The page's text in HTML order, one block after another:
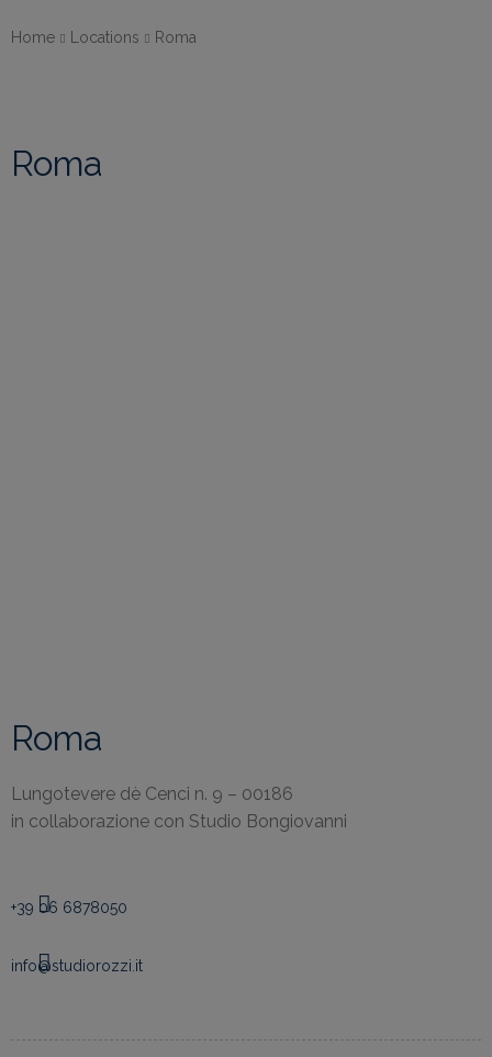
Home Locations Roma
Roma
Roma
Lungotevere dè Cenci n. 9 – 00186
in collaborazione con Studio Bongiovanni
+39 06 6878050
info@studiorozzi.it